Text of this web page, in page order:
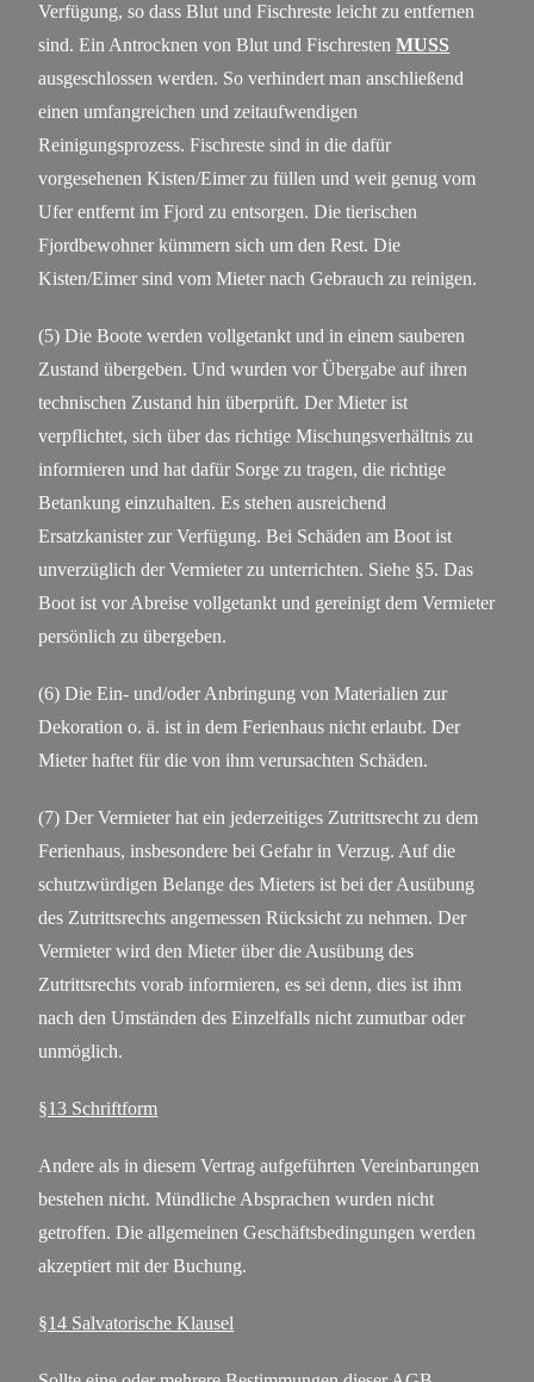
Verfügung, so dass Blut und Fischreste leicht zu entfernen
sind. Ein Antrocknen von Blut und FischrestenMUSS
ausgeschlossen werden. So verhindert man anschließend
einen umfangreichen und zeitaufwendigen
Reinigungsprozess. Fischreste sind in die dafür
vorgesehenen Kisten/Eimer zu füllen und weit genug vom
Ufer entfernt im Fjord zu entsorgen. Die tierischen
Fjordbewohner kümmern sich um den Rest. Die
Kisten/Eimer sind vom Mieter nach Gebrauch zu reinigen.
(5) Die Boote werden vollgetankt und in einem sauberen
Zustand übergeben. Und wurden vor Übergabe auf ihren
technischen Zustand hin überprüft. Der Mieter ist
verpflichtet, sich über das richtige Mischungsverhältnis zu
informieren und hat dafür Sorge zu tragen, die richtige
Betankung einzuhalten. Es stehen ausreichend
Ersatzkanister zur Verfügung. Bei Schäden am Boot ist
unverzüglich der Vermieter zu unterrichten. Siehe §5. Das
Boot ist vor Abreise vollgetankt und gereinigt dem Vermieter
persönlich zu übergeben.
(6) Die Ein- und/oder Anbringung von Materialien zur
Dekoration o. ä. ist in dem Ferienhaus nicht erlaubt. Der
Mieter haftet für die von ihm verursachten Schäden.
(7) Der Vermieter hat ein jederzeitiges Zutrittsrecht zu dem
Ferienhaus, insbesondere bei Gefahr in Verzug. Auf die
schutzwürdigen Belange des Mieters ist bei der Ausübung
des Zutrittsrechts angemessen Rücksicht zu nehmen. Der
Vermieter wird den Mieter über die Ausübung des
Zutrittsrechts vorab informieren, es sei denn, dies ist ihm
nach den Umständen des Einzelfalls nicht zumutbar oder
unmöglich.
§13 Schriftform
Andere als in diesem Vertrag aufgeführten Vereinbarungen
bestehen nicht. Mündliche Absprachen wurden nicht
getroffen. Die allgemeinen Geschäftsbedingungen werden
akzeptiert mit der Buchung.
§14 Salvatorische Klausel